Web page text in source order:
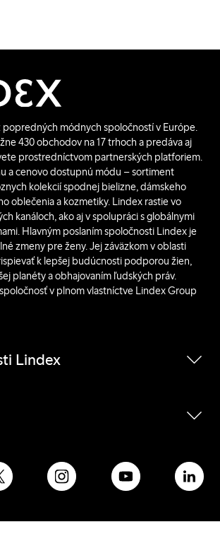
popredných módnych spoločností v Európe.
430 obchodov na 17 trhoch a predáva aj
prostredníctvom partnerských platforiem.
a cenovo dostupnú módu – sortiment
kolekcií spodnej bielizne, dámskeho
oblečenia a kozmetiky. Lindex rastie vo
kanáloch, ako aj v spolupráci s globálnymi
Hlavným poslaním spoločnosti Lindex je
zmeny pre ženy. Jej záväzkom v oblasti
k lepšej budúcnosti podporou žien,
planéty a obhajovaním ľudských práv.
v plnom vlastníctve Lindex Group
Lindex